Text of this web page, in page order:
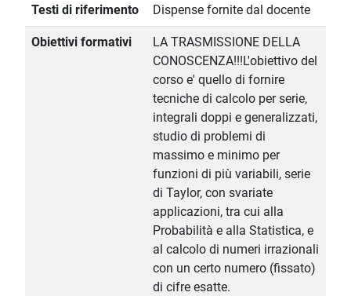
Testi di riferimento Dispense fornite dal docente
Obiettivi formativi
LA TRASMISSIONE DELLA
CONOSCENZA!!!L'obiettivo del
corso e' quello di fornire
tecniche di calcolo per serie,
integrali doppi e generalizzati,
studio di problemi di
massimo e minimo per
funzioni di più variabili, serie
di Taylor, con svariate
applicazioni, tra cui alla
Probabilità e alla Statistica, e
al calcolo di numeri irrazionali
con un certo numero (fissato)
di cifre esatte.